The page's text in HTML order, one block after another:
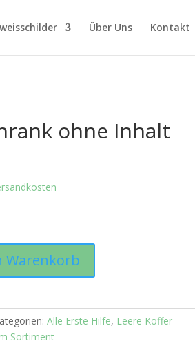
Über Uns Kontakt
ohne Inhalt
Warenkorb
Alle Erste Hilfe, Leere Koffer
Sortiment